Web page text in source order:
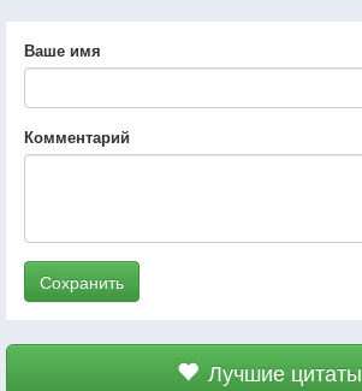
Ваше имя
Комментарий
Сохранить
Лучшие цитаты